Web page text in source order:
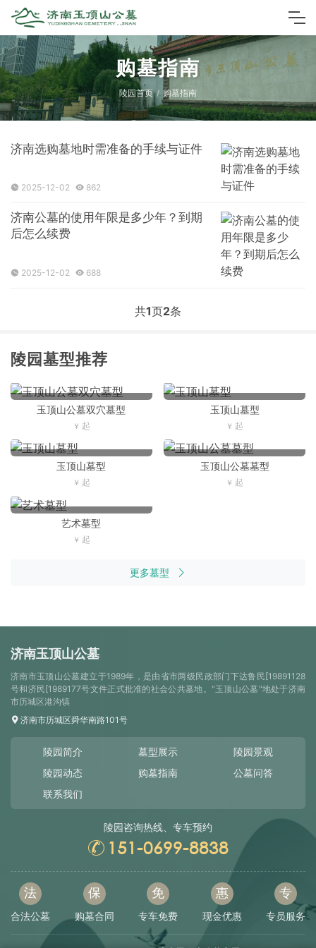
购墓指南
陵园首页 购墓指南
济南选购墓地时需准备的手续与证件
2025-12-02 862
济南公墓的使用年限是多少年？到期
后怎么续费
2025-12-02 688
共1页2条
陵园墓型推荐
玉顶山公墓双穴墓型 玉顶山墓型
玉顶山墓型 玉顶山公墓墓型
艺术墓型
更多墓型
济南玉顶山公墓
济南市玉顶山公墓建立于1989年，是由省市两级民政部门下达鲁民[19891128
号和济民[1989177号文件正式批准的社会公共墓地。"玉顶山公墓"地处于济南
市历城区港沟镇
济南市历城区舜华南路101号
陵园简介 墓型展示
陵园景观
陵园动态
购墓指南
公墓问答
联系我们
陵园咨询热线、专车预约
151-0699-8838
法
合法公墓
保
购墓合同
免
专车免费
惠
现金优惠
专
专员服务